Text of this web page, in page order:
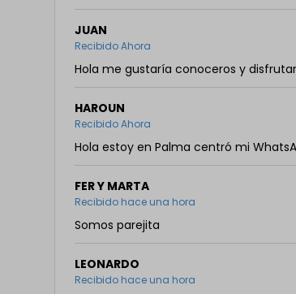
JUAN
Recibido Ahora
Hola me gustaría conoceros y
HAROUN
Recibido Ahora
Hola estoy en Palma centró mi
FER Y MARTA
Recibido hace una hora
Somos parejita
LEONARDO
Recibido hace una hora